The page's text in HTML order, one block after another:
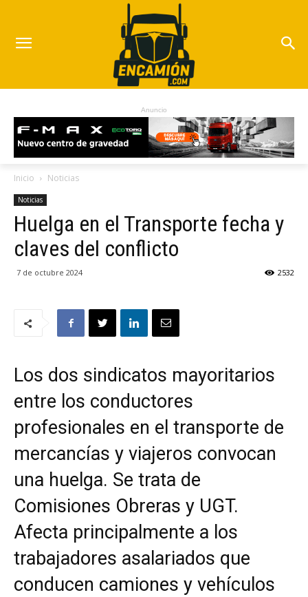
Anuncio
Inicio Noticias
Noticias
Huelga en el Transporte fecha y
claves del conflicto
7 de octubre 2024 2532
Los dos sindicatos mayoritarios
entre los conductores
profesionales en el transporte de
mercancías y viajeros convocan
una huelga. Se trata de
Comisiones Obreras y UGT.
Afecta principalmente a los
trabajadores asalariados que
conducen camiones y vehículos